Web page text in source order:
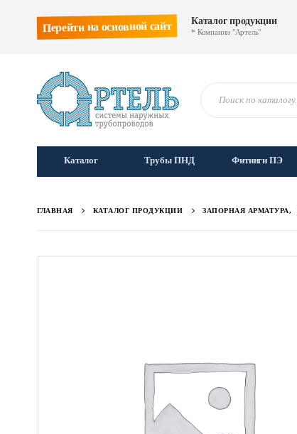
Перейти на основной сайт Каталог продукции
* Компании "Артель"
Каталог Трубы ПНД Фитинги ПЭ
ГЛАВНАЯ КАТАЛОГ ПРОДУКЦИИ ЗАПОРНАЯ АРМАТУРА,